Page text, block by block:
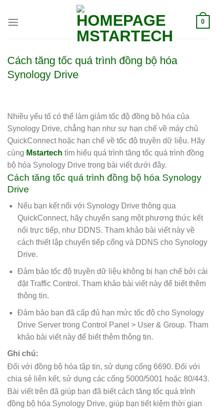
0
Cách tăng tốc quá trình đồng bộ hóa
Synology Drive
Nhiều yếu tố có thể làm giảm tốc độ đồng bộ hóa của
Synology Drive, chẳng hạn như sự hạn chế về máy chủ
QuickConnect hoặc hạn chế về tốc độ truyền dữ liệu. Hãy
cùng Mstartech tìm hiểu quá trình tăng tốc quá trình đồng
bộ hóa Synology Drive trong bài viết dưới đây.
Cách tăng tốc quá trình đồng bộ hóa Synology
Drive
Nếu bạn kết nối với Synology Drive thông qua
QuickConnect, hãy chuyển sang một phương thức kết
nối trực tiếp, như DDNS. Tham khảo bài viết này về
cách thiết lập chuyển tiếp cổng và DDNS cho Synology
Drive.
Đảm bảo tốc độ truyền dữ liệu không bị hạn chế bởi cài
đặt Traffic Control. Tham khảo bài viết này để biết thêm
thông tin.
Đảm bảo bạn đã cấp đủ hạn mức tốc độ cho Synology
Drive Server trong Control Panel > User & Group. Tham
khảo bài viết này để biết thêm thông tin.
Ghi chú:
Đối với đồng bộ hóa tập tin, sử dụng cổng 6690. Đối với
chia sẻ liên kết, sử dụng các cổng 5000/5001 hoặc 80/443.
Bài viết trên đã giúp bạn đã biết cách tăng tốc quá trình
đồng bộ hóa Synology Drive, giúp bạn tiết kiệm thời gian